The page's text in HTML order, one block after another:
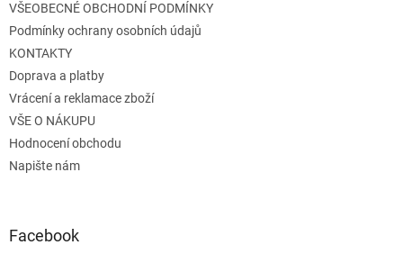
VŠEOBECNÉ OBCHODNÍ PODMÍNKY
Podmínky ochrany osobních údajů
KONTAKTY
Doprava a platby
Vrácení a reklamace zboží
VŠE O NÁKUPU
Hodnocení obchodu
Napište nám
Facebook